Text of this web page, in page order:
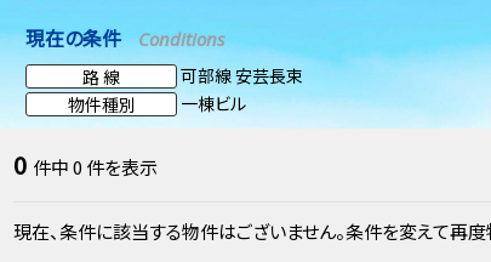
現在の条件 Conditions
路 線
可部線 安芸長束
物件種別
一棟ビル
0 件中0 件を表示
現在、条件に該当する物件はございません。条件を変えて再度